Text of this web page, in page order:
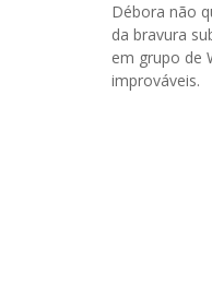
Débora não
da bravura
em grupo de
improváveis.